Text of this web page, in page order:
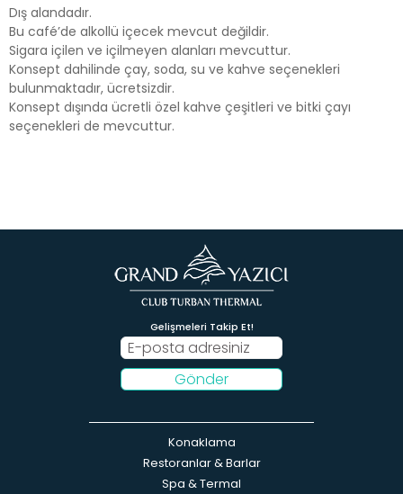
Dış alandadır.
Bu café’de alkollü içecek mevcut değildir.
Sigara içilen ve içilmeyen alanları mevcuttur.
Konsept dahilinde çay, soda, su ve kahve seçenekleri
bulunmaktadır, ücretsizdir.
Konsept dışında ücretli özel kahve çeşitleri ve bitki çayı
seçenekleri de mevcuttur.
Gelişmeleri Takip Et!
Gönder
Konaklama
Restoranlar & Barlar
Spa & Termal